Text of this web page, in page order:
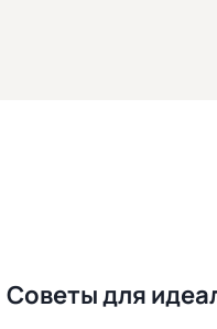
Советы для